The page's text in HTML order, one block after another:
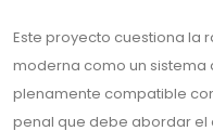
Este proyecto cuestiona la
moderna como un sistema
plenamente compatible
penal que debe abordar el